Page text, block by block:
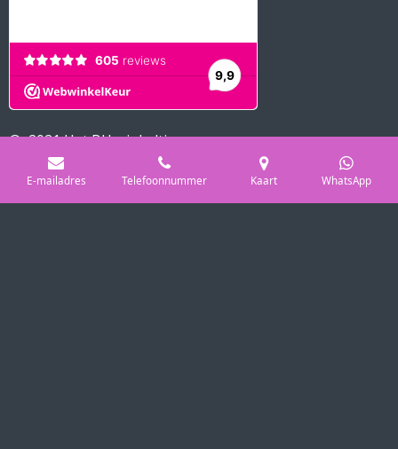
© 2021 Het BH winkeltje
Powered by
E-mailadres Telefoonnummer Kaart WhatsApp